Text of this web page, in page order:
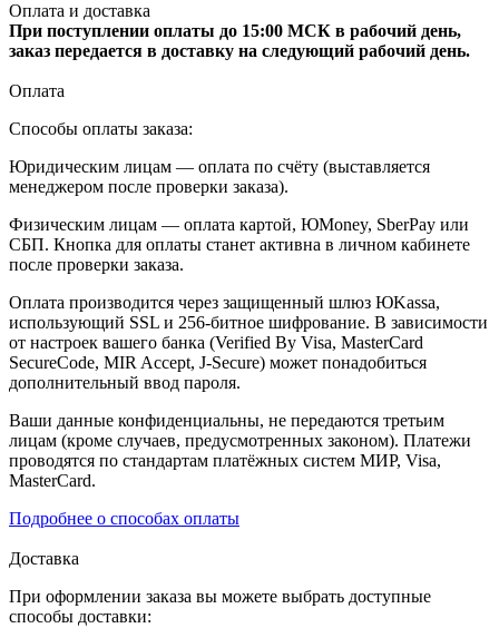
Оплата и доставка
При поступлении оплаты до 15:00 МСК в рабочий день,
заказ передается в доставку на следующий рабочий день.
Оплата
Способы оплаты заказа:
Юридическим лицам — оплата по счёту (выставляется
менеджером после проверки заказа).
Физическим лицам — оплата картой, ЮMoney, SberPay или
СБП. Кнопка для оплаты станет активна в личном кабинете
после проверки заказа.
Оплата производится через защищенный шлюз ЮKassa,
использующий SSL и 256-битное шифрование. В зависимости
от настроек вашего банка (Verified By Visa, MasterCard
SecureCode, MIR Accept, J-Secure) может понадобиться
дополнительный ввод пароля.
Ваши данные конфиденциальны, не передаются третьим
лицам (кроме случаев, предусмотренных законом). Платежи
проводятся по стандартам платёжных систем МИР, Visa,
MasterCard.
Подробнее о способах оплаты
Доставка
При оформлении заказа вы можете выбрать доступные
способы доставки: